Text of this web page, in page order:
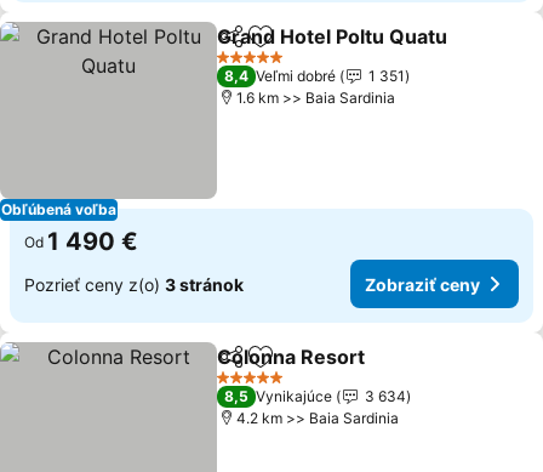
Obľúbená voľba
ZdieľaťPridať do obľúbených
Grand Hotel Poltu Quatu
5 Počet hviezdičiek
8,4 Veľmi dobré
1 351
1.6 km >> Baia Sardinia
Od 1 490 €
Pozrieť ceny z(o) 3 stránok Zobraziť ceny
ZdieľaťPridať do obľúbených
Colonna Resort
5 Počet hviezdičiek
8,5 Vynikajúce
3 634
4.2 km >> Baia Sardinia